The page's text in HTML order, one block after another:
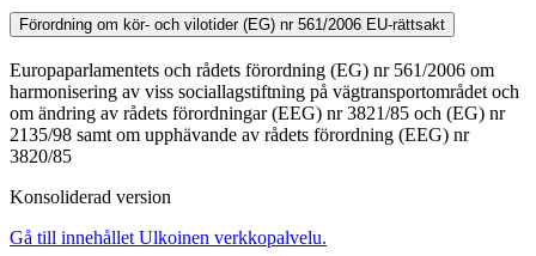
Förordning om kör- och vilotider (EG) nr 561/2006 EU-rättsakt
Europaparlamentets och rådets förordning (EG) nr 561/2006 om
harmonisering av viss sociallagstiftning på vägtransportområdet och
om ändring av rådets förordningar (EEG) nr 3821/85 och (EG) nr
2135/98 samt om upphävande av rådets förordning (EEG) nr
3820/85
Konsoliderad version
Gå till innehållet Ulkoinen verkkopalvelu.